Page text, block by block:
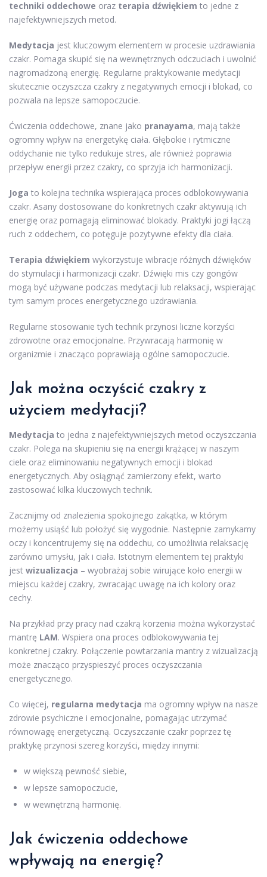
techniki oddechowe oraz terapia dźwiękiem to jedne z
najefektywniejszych metod.
Medytacja jest kluczowym elementem w procesie uzdrawiania
czakr. Pomaga skupić się na wewnętrznych odczuciach i uwolnić
nagromadzoną energię. Regularne praktykowanie medytacji
skutecznie oczyszcza czakry z negatywnych emocji i blokad, co
pozwala na lepsze samopoczucie.
Ćwiczenia oddechowe, znane jako pranayama, mają także
ogromny wpływ na energetykę ciała. Głębokie i rytmiczne
oddychanie nie tylko redukuje stres, ale również poprawia
przepływ energii przez czakry, co sprzyja ich harmonizacji.
Joga to kolejna technika wspierająca proces odblokowywania
czakr. Asany dostosowane do konkretnych czakr aktywują ich
energię oraz pomagają eliminować blokady. Praktyki jogi łączą
ruch z oddechem, co potęguje pozytywne efekty dla ciała.
Terapia dźwiękiem wykorzystuje wibracje różnych dźwięków
do stymulacji i harmonizacji czakr. Dźwięki mis czy gongów
mogą być używane podczas medytacji lub relaksacji, wspierając
tym samym proces energetycznego uzdrawiania.
Regularne stosowanie tych technik przynosi liczne korzyści
zdrowotne oraz emocjonalne. Przywracają harmonię w
organizmie i znacząco poprawiają ogólne samopoczucie.
Jak można oczyścić czakry z
użyciem medytacji?
Medytacja to jedna z najefektywniejszych metod oczyszczania
czakr. Polega na skupieniu się na energii krążącej w naszym
ciele oraz eliminowaniu negatywnych emocji i blokad
energetycznych. Aby osiągnąć zamierzony efekt, warto
zastosować kilka kluczowych technik.
Zacznijmy od znalezienia spokojnego zakątka, w którym
możemy usiąść lub położyć się wygodnie. Następnie zamykamy
oczy i koncentrujemy się na oddechu, co umożliwia relaksację
zarówno umysłu, jak i ciała. Istotnym elementem tej praktyki
jest wizualizacja – wyobrażaj sobie wirujące koło energii w
miejscu każdej czakry, zwracając uwagę na ich kolory oraz
cechy.
Na przykład przy pracy nad czakrą korzenia można wykorzystać
mantrę LAM. Wspiera ona proces odblokowywania tej
konkretnej czakry. Połączenie powtarzania mantry z wizualizacją
może znacząco przyspieszyć proces oczyszczania
energetycznego.
Co więcej, regularna medytacja ma ogromny wpływ na nasze
zdrowie psychiczne i emocjonalne, pomagając utrzymać
równowagę energetyczną. Oczyszczanie czakr poprzez tę
praktykę przynosi szereg korzyści, między innymi:
w większą pewność siebie,
w lepsze samopoczucie,
w wewnętrzną harmonię.
Jak ćwiczenia oddechowe
wpływają na energię?